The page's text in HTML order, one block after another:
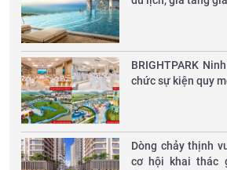
​BRIGHTPARK
chức sự kiện quy
Dòng chảy thịnh
cơ hội khai thác